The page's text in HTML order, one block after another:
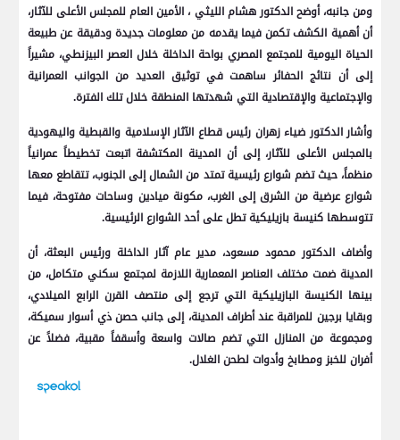
ومن جانبه، أوضح الدكتور هشام الليثي ، الأمين العام للمجلس الأعلى للآثار،
أن أهمية الكشف تكمن فيما يقدمه من معلومات جديدة ودقيقة عن طبيعة
الحياة اليومية للمجتمع المصري بواحة الداخلة خلال العصر البيزنطي، مشيراً
إلى أن نتائج الحفائر ساهمت في توثيق العديد من الجوانب العمرانية
والإجتماعية والإقتصادية التي شهدتها المنطقة خلال تلك الفترة.
وأشار الدكتور ضياء زهران رئيس قطاع الآثار الإسلامية والقبطية واليهودية
بالمجلس الأعلى للآثار، إلى أن المدينة المكتشفة اتبعت تخطيطاً عمرانياً
منظماً، حيث تضم شوارع رئيسية تمتد من الشمال إلى الجنوب، تتقاطع معها
شوارع عرضية من الشرق إلى الغرب، مكونة ميادين وساحات مفتوحة، فيما
تتوسطها كنيسة بازيليكية تطل على أحد الشوارع الرئيسية.
وأضاف الدكتور محمود مسعود، مدير عام آثار الداخلة ورئيس البعثة، أن
المدينة ضمت مختلف العناصر المعمارية اللازمة لمجتمع سكني متكامل، من
بينها الكنيسة البازيليكية التي ترجع إلى منتصف القرن الرابع الميلادي،
وبقايا برجين للمراقبة عند أطراف المدينة، إلى جانب حصن ذي أسوار سميكة،
ومجموعة من المنازل التي تضم صالات واسعة وأسقفاً مقبية، فضلاً عن
أفران للخبز ومطابخ وأدوات لطحن الغلال.